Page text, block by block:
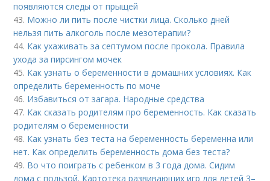
появляются следы от прыщей
43. Можно ли пить после чистки лица. Сколько дней
нельзя пить алкоголь после мезотерапии?
44. Как ухаживать за септумом после прокола. Правила
ухода за пирсингом мочек
45. Как узнать о беременности в домашних условиях. Как
определить беременность по моче
46. Избавиться от загара. Народные средства
47. Как сказать родителям про беременность. Как сказать
родителям о беременности
48. Как узнать без теста на беременность беременна или
нет. Как определить беременность дома без теста?
49. Во что поиграть с ребенком в 3 года дома. Сидим
дома с пользой. Картотека развивающих игр для детей 3–